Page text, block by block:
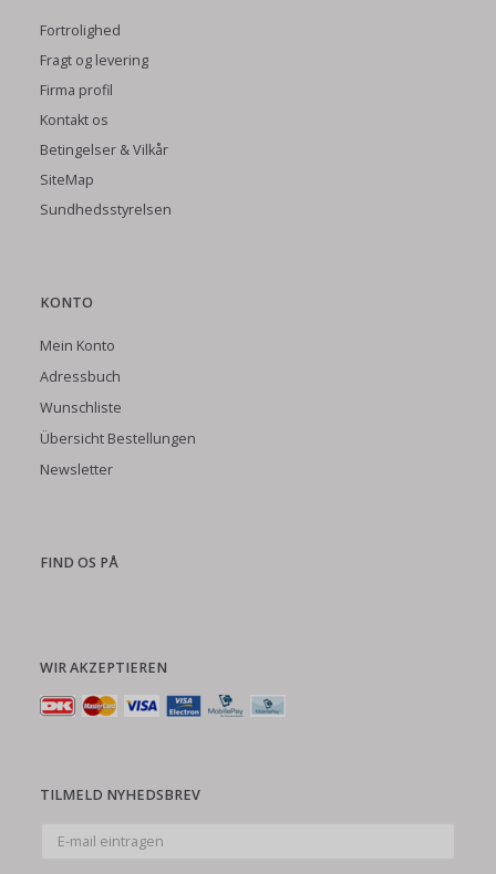
Fortrolighed
Fragt og levering
Firma profil
Kontakt os
Betingelser & Vilkår
SiteMap
Sundhedsstyrelsen
KONTO
Mein Konto
Adressbuch
Wunschliste
Übersicht Bestellungen
Newsletter
FIND OS PÅ
WIR AKZEPTIEREN
TILMELD NYHEDSBREV
mail